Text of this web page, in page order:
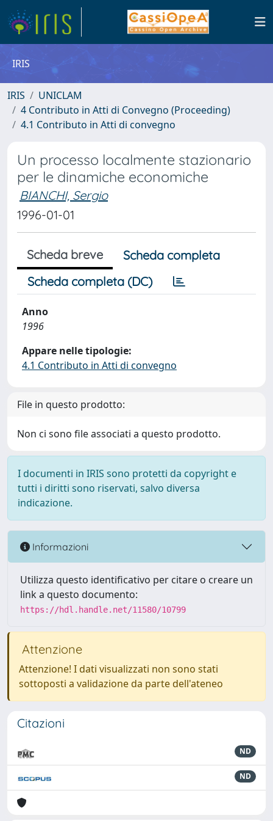
IRIS
IRIS
UNICLAM
4 Contributo in Atti di Convegno (Proceeding)
4.1 Contributo in Atti di convegno
Un processo localmente stazionario
per le dinamiche economiche
BIANCHI, Sergio
1996-01-01
Scheda breve
Scheda completa
Scheda completa (DC)
Anno
1996
Appare nelle tipologie:
4.1 Contributo in Atti di convegno
File in questo prodotto:
Non ci sono file associati a questo prodotto.
I documenti in IRIS sono protetti da copyright e
tutti i diritti sono riservati, salvo diversa
indicazione.
Informazioni
Utilizza questo identificativo per citare o creare un
link a questo documento:
https://hdl.handle.net/11580/10799
Attenzione
Attenzione! I dati visualizzati non sono stati
sottoposti a validazione da parte dell'ateneo
Citazioni
ND
ND